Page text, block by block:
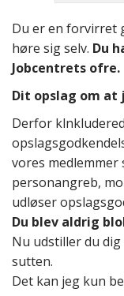
Du er en forvirret
høre sig selv. Du
Jobcentrets ofre.
Dit opslag om
Derfor
vores
personangreb,
udløser
Du blev aldrig
Nu udstiller du
sutten.
Det kan jeg kun